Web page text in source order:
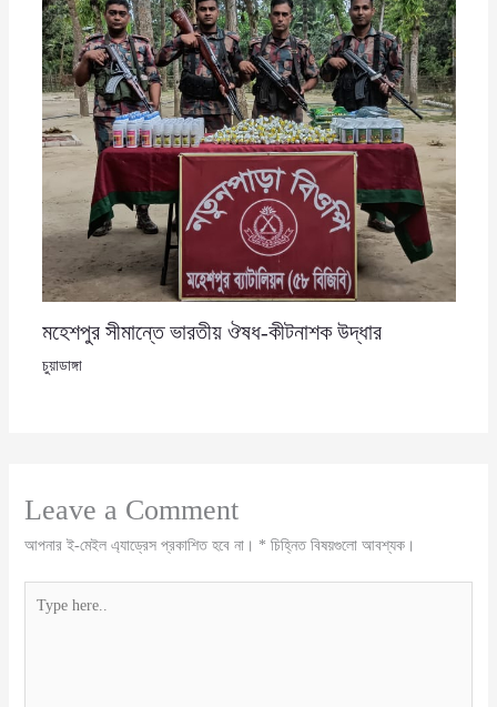
মহেশপুর সীমান্তে ভারতীয় ঔষধ-কীটনাশক উদ্ধার
চুয়াডাঙ্গা
Leave a Comment
আপনার ই-মেইল এ্যাড্রেস প্রকাশিত হবে না। * চিহ্নিত বিষয়গুলো আবশ্যক।
here..